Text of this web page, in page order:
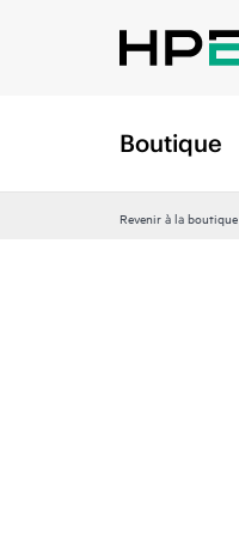
Boutique
Revenir à la boutique